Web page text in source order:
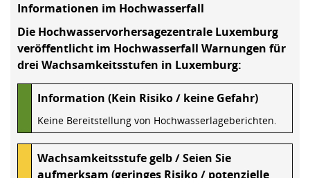
Informationen im Hochwasserfall
Die Hochwasservorhersagezentrale Luxemburg
veröffentlicht im Hochwasserfall Warnungen für
drei Wachsamkeitsstufen in Luxemburg:
Information (Kein Risiko / keine Gefahr)
Keine Bereitstellung von Hochwasserlageberichten.
Wachsamkeitsstufe gelb / Seien Sie
aufmerksam (geringes Risiko / potenzielle